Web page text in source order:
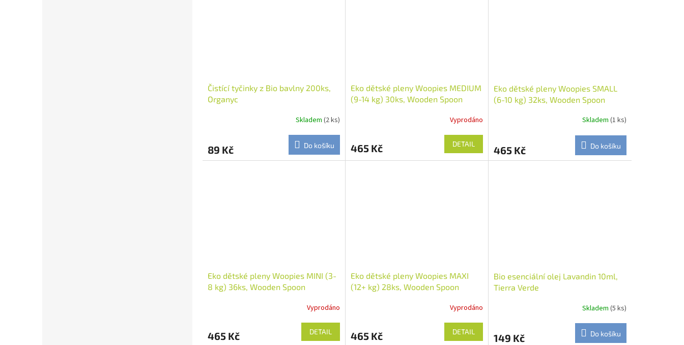
Čistící tyčinky z Bio bavlny 200ks,
Organyc
Skladem (2 ks)
89 Kč Do košíku
Eko dětské pleny Woopies MEDIUM
(9-14 kg) 30ks, Wooden Spoon
Vyprodáno
465 Kč DETAIL
Eko dětské pleny Woopies SMALL
(6-10 kg) 32ks, Wooden Spoon
Skladem (1 ks)
465 Kč Do košíku
Eko dětské pleny Woopies MINI (3-
8 kg) 36ks, Wooden Spoon
Vyprodáno
465 Kč DETAIL
Eko dětské pleny Woopies MAXI
(12+ kg) 28ks, Wooden Spoon
Vyprodáno
465 Kč DETAIL
Bio esenciální olej Lavandin 10ml,
Tierra Verde
Skladem (5 ks)
149 Kč Do košíku